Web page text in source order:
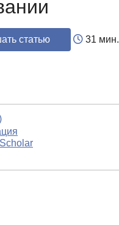
статью
31 мин.